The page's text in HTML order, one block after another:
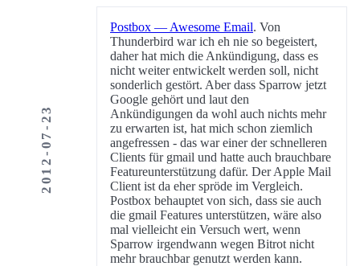
2012-07-23
Postbox — Awesome Email. Von
Thunderbird war ich eh nie so begeistert,
daher hat mich die Ankündigung, dass es
nicht weiter entwickelt werden soll, nicht
sonderlich gestört. Aber dass Sparrow jetzt
Google gehört und laut den
Ankündigungen da wohl auch nichts mehr
zu erwarten ist, hat mich schon ziemlich
angefressen - das war einer der schnelleren
Clients für gmail und hatte auch brauchbare
Featureunterstützung dafür. Der Apple Mail
Client ist da eher spröde im Vergleich.
Postbox behauptet von sich, dass sie auch
die gmail Features unterstützen, wäre also
mal vielleicht ein Versuch wert, wenn
Sparrow irgendwann wegen Bitrot nicht
mehr brauchbar genutzt werden kann.